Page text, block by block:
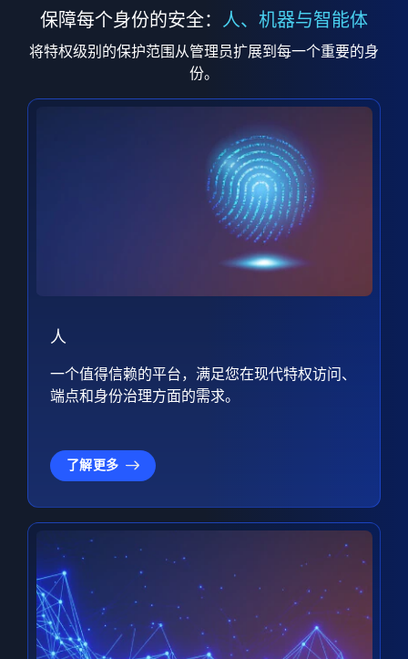
保障每个身份的安全： 人、机器与智能体
将特权级别的保护范围从管理员扩展到每一个重要的身
份。
人
一个值得信赖的平台，满足您在现代特权访问、
端点和身份治理方面的需求。
了解更多